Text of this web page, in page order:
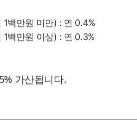
백만원 미만) : 연 0.4%
백만원 이상) : 연 0.3%
가산됩니다.